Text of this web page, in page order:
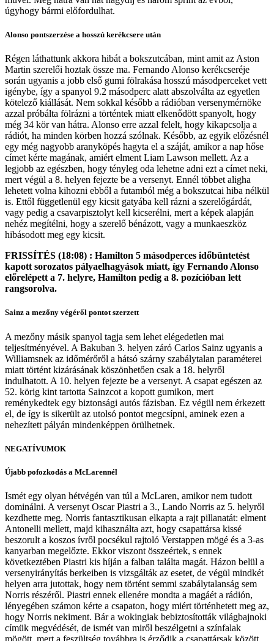
úgyhogy bármi előfordulhat.
Alonso pontszerzése a hosszú kerékcsere után
Régen láthattunk akkora hibát a bokszutcában, mint amit az Aston
Martin szerelői hoztak össze ma. Fernando Alonso kerékcseréje
során ugyanis a jobb első gumi fölrakása hosszú másodperceket vett
igénybe, így a spanyol 9.2 másodperc alatt abszolválta az egyetlen
kötelező kiállását. Nem sokkal később a rádióban versenymérnöke
azzal próbálta fölrázni a történtek miatt elkenődött spanyolt, hogy
még 34 kör van hátra. Alonso erre azzal felelt, hogy kikapcsolja a
rádiót, ha minden körben hozzá szólnak. Később, az egyik előzésnél
egy még nagyobb aranyköpés hagyta el a száját, amikor a nap hőse
címet kérte magának, amiért elment Liam Lawson mellett. Az a
legjobb az egészben, hogy tényleg oda lehetne adni ezt a címet neki,
mert végül a 8. helyen fejezte be a versenyt. Ennél többet aligha
lehetett volna kihozni ebből a futamból még a bokszutcai hiba nélkül
is. Ettől függetlenül egy kicsit gatyába kell rázni a szerelőgárdát,
vagy pedig a csavarpisztolyt kell kicserélni, mert a képek alapján
nehéz megítélni, hogy a szerelő bénázott, vagy a munkaeszköz
hibásodott meg egy kicsit.
FRISSÍTÉS (18:08) : Hamilton 5 másodperces időbüntetést
kapott sorozatos pályaelhagyások miatt, így Fernando Alonso
előrelépett a 7. helyre, Hamilton pedig a 8. pozícióban lett
rangsorolva.
Sainz a mezőny végéről pontot szerzett
A mezőny másik spanyol tagja sem lehet elégedetlen mai
teljesítményével. A Bakuban 3. helyen záró Carlos Sainz ugyanis a
Williamsnek az időmérőről a hátsó szárny szabálytalan paraméterei
miatt történt kizárásának köszönhetően csak a 18. helyről
indulhatott. A 10. helyen fejezte be a versenyt. A csapat egészen az
52. körig kint tartotta Sainzcot a kopott gumikon, mert
reménykedtek egy biztonsági autós fázisban. Ez végül nem érkezett
el, de így is sikerült az utolsó pontot megcsípni, aminek ezen a
nehezített pályán mindenképpen örülhetnek.
NEGATÍVUMOK
Újabb pofozkodás a McLarennél
Ismét egy olyan hétvégén van túl a McLaren, amikor nem tudott
dominálni. A versenyt Oscar Piastri a 3., Lando Norris az 5. helyről
kezdhette meg. Norris fantasztikusan elkapta a rajt pillanatát: elment
Antonelli mellett, majd kihasználta azt, hogy csapattársa kissé
beszorult a koszos ívről pocsékul rajtoló Verstappen mögé és a 3-as
kanyarban megelőzte. Ekkor viszont összeértek, s ennek
következtében Piastri kis híján a falban találta magát. Házon belül a
versenyirányítás berkeiben is vizsgálták az esetet, de végül mindkét
helyen arra jutottak, hogy nem történt semmi szabálytalanság sem
Norris részéről. Piastri ennek ellenére mondta a magáét a rádión,
lényegében számon kérte a csapaton, hogy miért történhetett meg az,
hogy Norris nekiment. Bár a wokingiak bebiztosították világbajnoki
címük megvédését, de ismét van miről beszélgetni a színfalak